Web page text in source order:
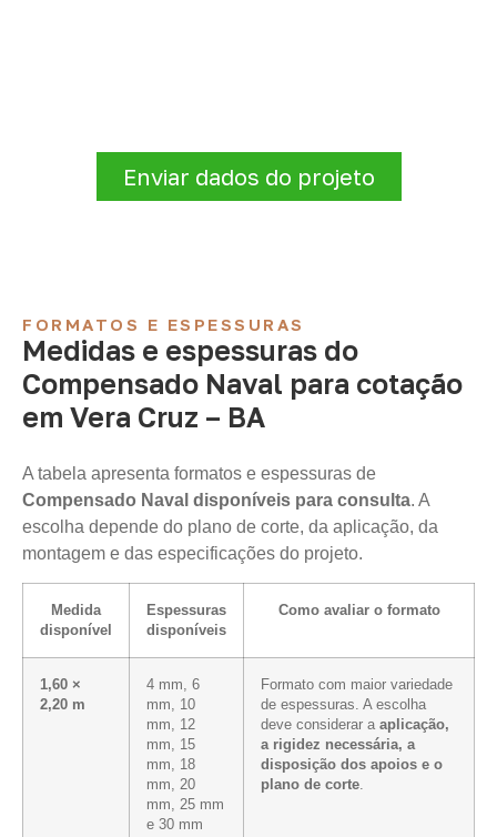
Enviar dados do projeto
FORMATOS E ESPESSURAS
Medidas e espessuras do
Compensado Naval para cotação
em Vera Cruz – BA
A tabela apresenta formatos e espessuras de
Compensado Naval disponíveis para consulta. A
escolha depende do plano de corte, da aplicação, da
montagem e das especificações do projeto.
Medida
disponível
Espessuras
disponíveis
Como avaliar o formato
1,60 ×
2,20 m
4 mm, 6
mm, 10
mm, 12
mm, 15
mm, 18
mm, 20
mm, 25 mm
e 30 mm
Formato com maior variedade
de espessuras. A escolha
deve considerar a aplicação,
a rigidez necessária, a
disposição dos apoios e o
plano de corte.